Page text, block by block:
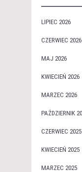
LIPIEC 2026
CZERWIEC 2026
MAJ 2026
KWIECIEŃ 2026
MARZEC 2026
PAŹDZIERNIK
CZERWIEC 2025
KWIECIEŃ 2025
MARZEC 2025